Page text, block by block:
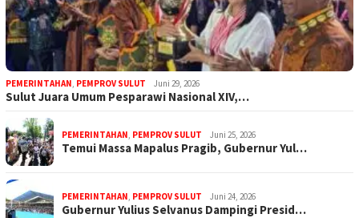
PEMERINTAHAN PEMPROV SULUT Juni 29, 2026
Sulut Juara Umum Pesparawi Nasional XIV,…
PEMERINTAHAN PEMPROV SULUT Juni 25, 2026
Temui Massa Mapalus Pragib, Gubernur Yul…
PEMERINTAHAN PEMPROV SULUT Juni 24, 2026
Gubernur Yulius Selvanus Dampingi Presid…